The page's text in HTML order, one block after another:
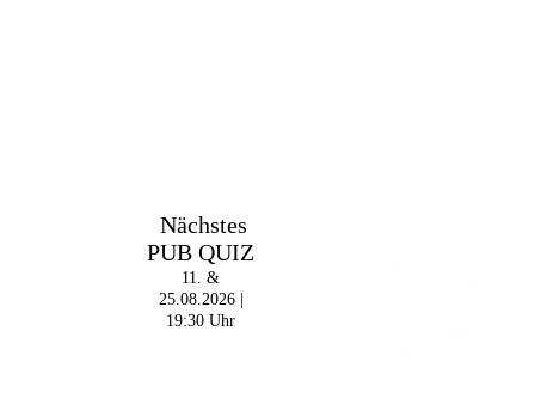
Nächstes
PUB QUIZ
11. &
25.08.2026 |
19:30 Uhr